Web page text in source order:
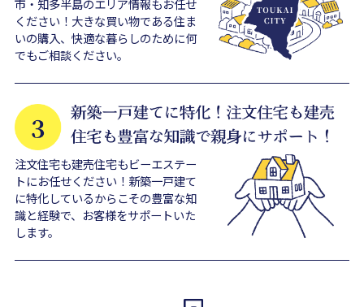
市・知多半島のエリア情報もお任せ
ください！大きな買い物である住ま
いの購入、快適な暮らしのために何
でもご相談ください。
注文住宅も建売住宅もビーエステー
トにお任せください！新築一戸建て
に特化しているからこその豊富な知
識と経験で、お客様をサポートいた
します。